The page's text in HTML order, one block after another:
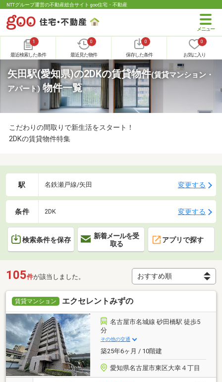
NTTグループ運営の不動産総合サイト goo住宅・不動産
1
最近検索した条件
0
最近見た物件
0
保存した条件
0
お気に入り
矢田駅(愛知県)の2DKの賃貸物件(賃貸マンション・
アパート) 物件一覧
こだわりの間取りで新生活をスタート！
2DKの賃貸物件特集
駅 名鉄瀬戸線/矢田 変更する
条件 2DK 変更する
検索条件を保存
新着メールを受
取る
アプリで探す
105件が該当しました。
賃貸マンション エクセレントみずの
名古屋市名城線 砂田橋駅 徒歩5
分
その他の交通
築25年6ヶ月 / 10階建
愛知県名古屋市東区大幸４丁目